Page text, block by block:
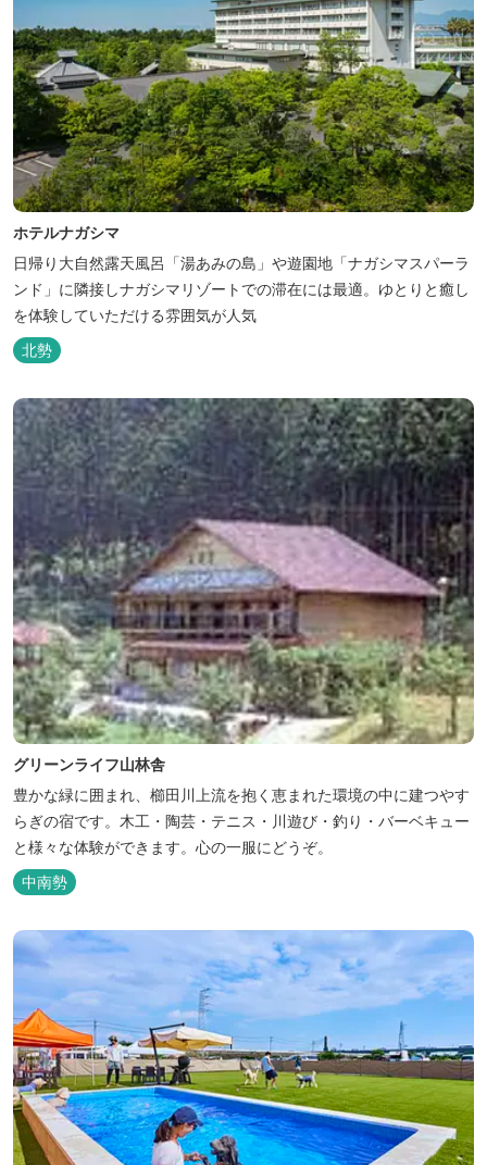
ホテルナガシマ
日帰り大自然露天風呂「湯あみの島」や遊園地「ナガシマスパーラ
ンド」に隣接しナガシマリゾートでの滞在には最適。ゆとりと癒し
を体験していただける雰囲気が人気
北勢
グリーンライフ山林舎
豊かな緑に囲まれ、櫛田川上流を抱く恵まれた環境の中に建つやす
らぎの宿です。木工・陶芸・テニス・川遊び・釣り・バーベキュー
と様々な体験ができます。心の一服にどうぞ。
中南勢